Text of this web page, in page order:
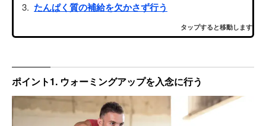
たんぱく質の補給を欠かさず行う
タップすると移動します
ポイント1. ウォーミングアップを入念に行う